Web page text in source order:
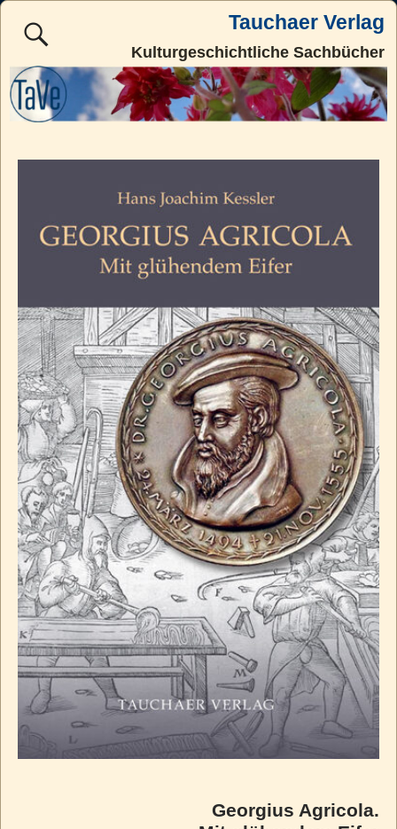
Tauchaer Verlag
Kulturgeschichtliche Sachbücher
Georgius Agricola.